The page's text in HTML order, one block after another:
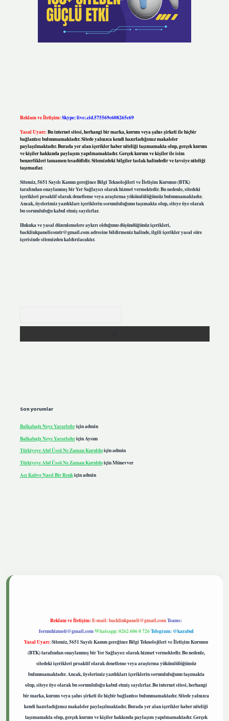
Reklam ve İletişim:Skype: live:.cid.575569c608265c69
Yasal Uyarı:Bu internet sitesi, herhangi bir marka, kurum veya şahıs şirketi ile hiçbir
bağlantısı bulunmamaktadır. Sitede yalnızca kendi hazırladığımız makaleler
paylaşılmaktadır. Burada yer alan içerikler haber niteliği taşımamakta olup, gerçek kurum
ve kişiler hakkında paylaşım yapılmamaktadır. Gerçek kurum ve kişiler ile isim
benzerlikleri tamamen tesadüfidir. Sitemizdeki bilgiler taslak halindedir ve tavsiye niteliği
taşımazlar.
Sitemiz, 5651 Sayılı Kanun gereğince Bilgi Teknolojileri ve İletişim Kurumu (BTK)
tarafından onaylanmış bir Yer Sağlayıcı olarak hizmet vermektedir. Bu nedenle, sitedeki
içerikleri proaktif olarak denetleme veya araştırma yükümlülüğümüz bulunmamaktadır.
Ancak, üyelerimiz yazdıkları içeriklerin sorumluluğunu taşımakta olup, siteye üye olarak
bu sorumluluğu kabul etmiş sayılırlar.
Hukuka ve yasal düzenlemelere aykırı olduğunu düşündüğünüz içerikleri,
backlinkpanelicomtr@gmail.comadresine bildirmeniz halinde, ilgili içerikler yasal süre
içerisinde sitemizden kaldırılacaktır.
Son yorumlar
Balkabağı Neye Yararlıdıriçinadmin
Balkabağı Neye Yararlıdıriçin Aysun
Türkiyeye Abd Üssü Ne Zaman Kurulduiçinadmin
Türkiyeye Abd Üssü Ne Zaman KurulduiçinMünevver
Acı Kahve Nasıl Bir Renkiçinadmin
Reklam ve İletişim:E-mail:backlinkpaneli@gmail.comTeams:
forumhizmeti@gmail.comWhatsapp: 0262 606 0 726Telegram: @karabul
Yasal Uyarı:Sitemiz, 5651 Sayılı Kanun gereğince Bilgi Teknolojileri ve İletişim Kurumu
(BTK) tarafından onaylanmış bir Yer Sağlayıcı olarak hizmet vermektedir. Bu nedenle,
sitedeki içerikleri proaktif olarak denetleme veya araştırma yükümlülüğümüz
bulunmamaktadır. Ancak, üyelerimiz yazdıkları içeriklerin sorumluluğunu taşımakta
olup, siteye üye olarak bu sorumluluğu kabul etmiş sayılırlar. Bu internet sitesi, herhangi
bir marka, kurum veya şahıs şirketi ile hiçbir bağlantısı bulunmamaktadır. Sitede yalnızca
kendi hazırladığımız makaleler paylaşılmaktadır. Burada yer alan içerikler haber niteliği
taşımamakta olup, gerçek kurum ve kişiler hakkında paylaşım yapılmamaktadır. Gerçek